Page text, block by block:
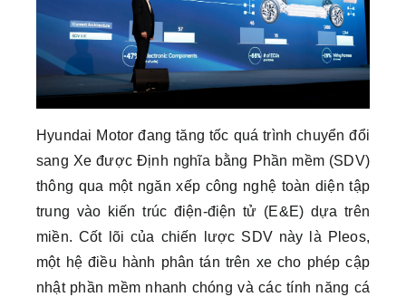
Hyundai Motor đang tăng tốc quá trình chuyển đổi
sang Xe được Định nghĩa bằng Phần mềm (SDV)
thông qua một ngăn xếp công nghệ toàn diện tập
trung vào kiến trúc điện-điện tử (E&E) dựa trên
miền. Cốt lõi của chiến lược SDV này là Pleos,
một hệ điều hành phân tán trên xe cho phép cập
nhật phần mềm nhanh chóng và các tính năng cá